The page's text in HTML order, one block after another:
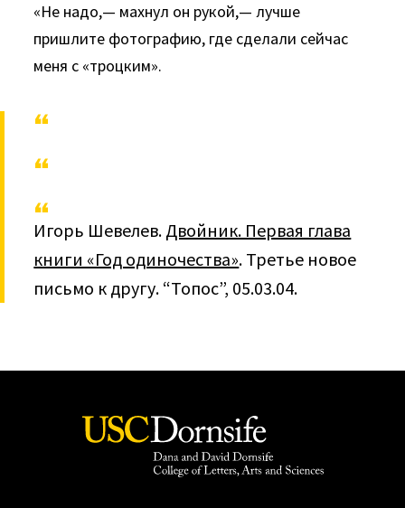
«Не надо,— махнул он рукой,— лучше
пришлите фотографию, где сделали сейчас
меня с «троцким».
Игорь Шевелев. Двойник. Первая глава
книги «Год одиночества». Третье новое
письмо к другу. “Топос”, 05.03.04.